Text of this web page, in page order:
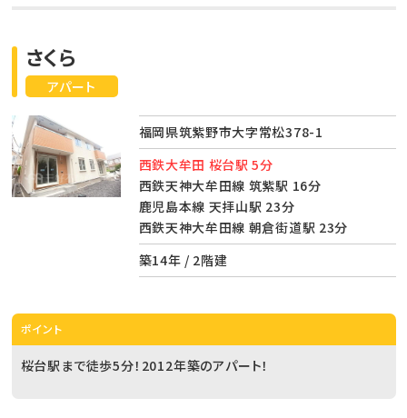
アパート
さくら
福岡県筑紫野市大字常松378-1
西鉄大牟田 桜台駅 5分
西鉄天神大牟田線 筑紫駅 16分
鹿児島本線 天拝山駅 23分
西鉄天神大牟田線 朝倉街道駅 23分
築14年 / 2階建
ポイント
桜台駅まで徒歩5分！2012年築のアパート！